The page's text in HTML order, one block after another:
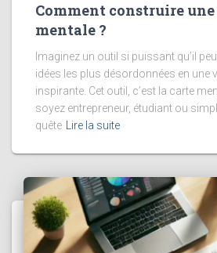
Comment construire
mentale ?
Imaginez un outil si puissant qu’il
idées les plus désordonnées en une
inspirante. Cet outil, c’est la carte
soyez entrepreneur, étudiant ou
quête Lire la suite